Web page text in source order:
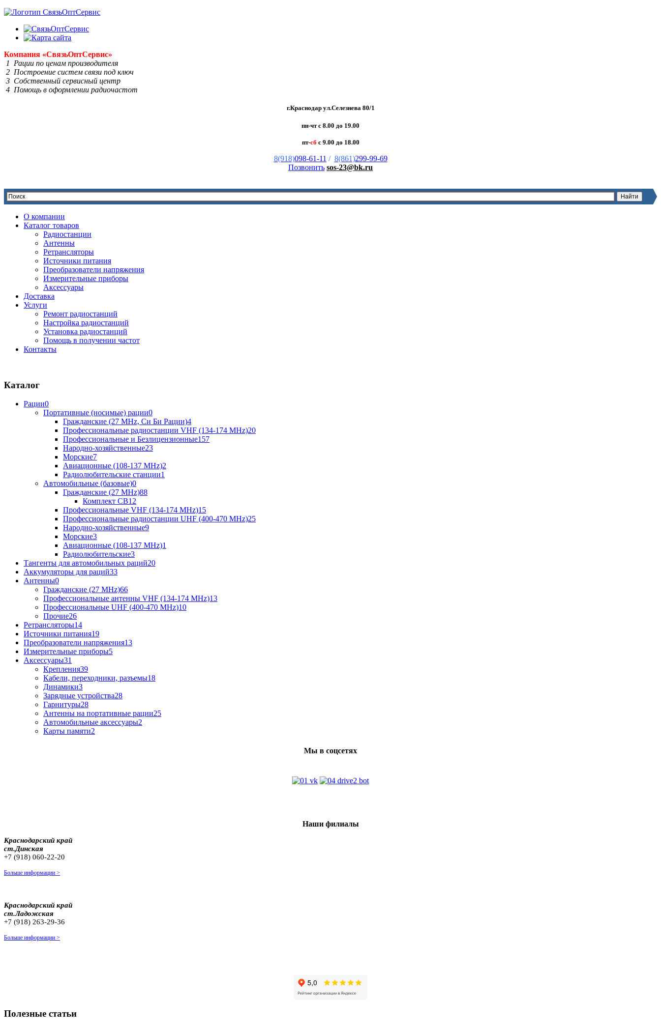
Компания «СвязьОптСервис»
1 Рации по ценам производителя
2 Построение систем связи под ключ
3 Собственный сервисный центр
4 Помощь в оформлении радиочастот
г.Краснодар ул.Селезнева 80/1
пн-чт с 8.00 до 19.00
пт-сб с 9.00 до 18.00
8(918)098-61-11 / 8(861)299-99-69
Позвонить sos-23@bk.ru
О компании
Каталог товаров
Радиостанции
Антенны
Ретрансляторы
Источники питания
Преобразователи напряжения
Измерительные приборы
Аксессуары
Доставка
Услуги
Ремонт радиостанций
Настройка радиостанций
Установка радиостанций
Помощь в получении частот
Контакты
Каталог
Рации0
Портативные (носимые) рации0
Гражданские (27 MHz, Си Би Рации)4
Профессиональные радиостанции VHF (134-174 MHz)20
Профессиональные и Безлицензионные157
Народно-хозяйственные23
Морские7
Авиационные (108-137 MHz)2
Радиолюбительские станции1
Автомобильные (базовые)0
Гражданские (27 MHz)88
Комплект CB12
Профессиональные VHF (134-174 MHz)15
Профессиональные радиостанции UHF (400-470 MHz)25
Народно-хозяйственные9
Морские3
Авиационные (108-137 MHz)1
Радиолюбительские3
Тангенты для автомобильных раций20
Аккумуляторы для раций33
Антенны0
Гражданские (27 MHz)66
Профессиональные антенны VHF (134-174 MHz)13
Профессиональные UHF (400-470 MHz)10
Прочие26
Ретрансляторы14
Источники питания19
Преобразователи напряжения13
Измерительные приборы5
Аксессуары31
Крепления39
Кабели, переходники, разъемы18
Динамики3
Зарядные устройства28
Гарнитуры28
Антенны на портативные рации25
Автомобильные аксессуары2
Карты памяти2
Мы в соцсетях
Наши филиалы
Краснодарский край
ст.Динская
+7 (918) 060-22-20
Больше информации >
Краснодарский край
ст.Ладожская
+7 (918) 263-29-36
Больше информации >
Полезные статьи